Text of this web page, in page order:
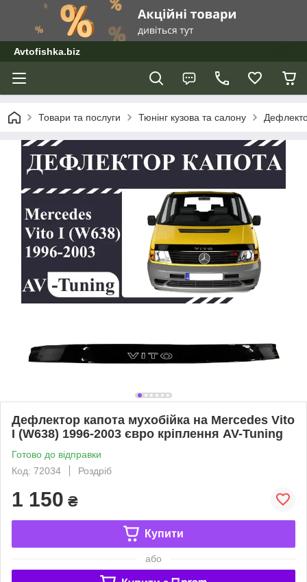
Avtofishka.biz
Товари та послуги Тюнінг кузова та салону
Дефлектор капота мухобійка на Mercedes Vito
I (W638) 1996-2003 євро кріплення AV-Tuning
Готово до відправки
Код: 72034
Роздріб
1 150 ₴
Купити
або